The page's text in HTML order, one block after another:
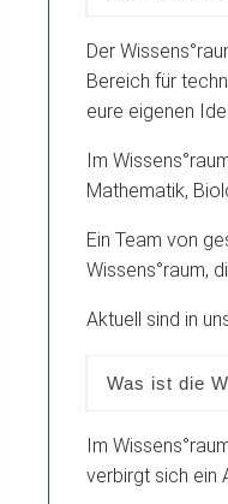
Der
Bereich für
eure eigenen
Im
Mathematik,
Ein Team von
Wissens°raum,
Aktuell sind in
Was ist die
Im
verbirgt sich ein